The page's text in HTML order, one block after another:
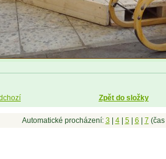
Zpět do složky
Automatické procházení: 3 4| 5| 6 7